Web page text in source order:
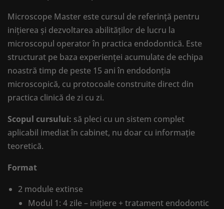
Microscope Master este cursul de referință pentru
inițierea și dezvoltarea abilităților de lucru la
microscopul operator în practica endodontică. Este
structurat pe baza experienței acumulate de echipa
noastră timp de peste 15 ani în endodonția
microscopică, cu protocoale construite direct din
practica clinică de zi cu zi.
Scopul cursului: să pleci cu un sistem complet
aplicabil imediat în cabinet, nu doar cu informație
teoretică.
Format
2 module extinse
Modul 1: 4 zile – inițiere + tratament endodontic